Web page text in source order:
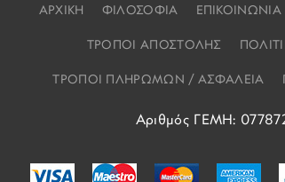
ΑΡΧΙΚΗ ΦΙΛΟΣΟΦΙΑ ΕΠΙΚΟΙΝΩΝΙΑ
ΤΡΟΠΟΙ ΑΠΟΣΤΟΛΗΣ
ΤΡΟΠΟΙ ΠΛΗΡΩΜΩΝ / ΑΣΦΑΛΕΙΑ
Αριθμός ΓΕΜΗ: